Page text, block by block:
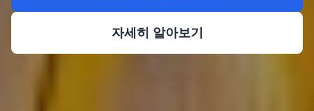
자세히 알아보기